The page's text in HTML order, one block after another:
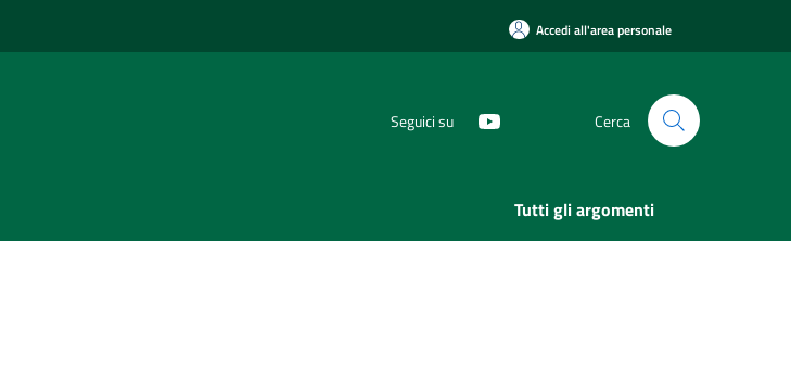
Accedi all'area personale
Seguici su Cerca
Tutti gli argomenti